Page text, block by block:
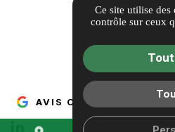
Informations
Mentions
Politique de
Gestion des
AVIS CLIENTS
Ce site utilise des
contrôle sur ceux